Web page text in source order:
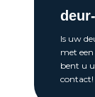
Is uw
met
bent u
contact!